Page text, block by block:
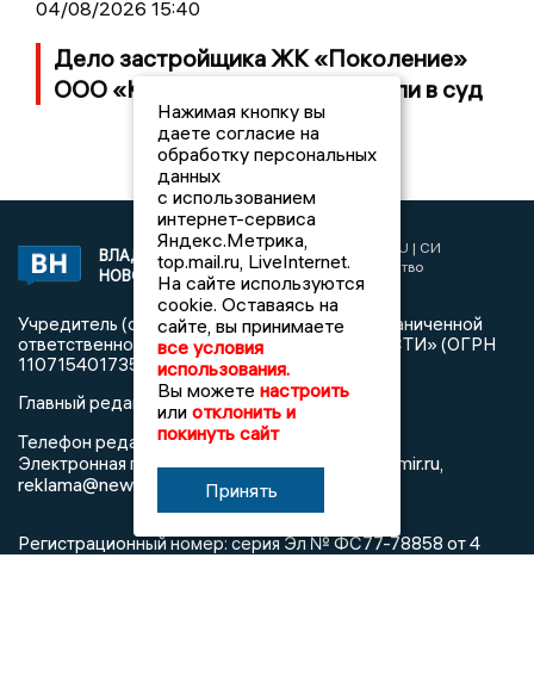
04/08/2026 15:40
Дело застройщика ЖК «Поколение»
ООО «Капитал Строй» передали в суд
ВЛАДИМИРСКИЕ
НОВОСТИ
2017 © NEWSVLADIMIR.RU | СИ
«Информационное агентство
Владимирские новости»
Учредитель (соучредители): Общество с ограниченной
ответственностью «РЕГИОНАЛЬНЫЕ НОВОСТИ» (ОГРН
1107154017354)
Главный редактор: Мазов С. А.
Телефон редакции:8 (4922) 666916
Электронная почта редакции:info@newsvladimir.ru,
reklama@newsvladimir.ru
Регистрационный номер: серия Эл № ФС77-78858 от 4
Нажимая кнопку вы
даете согласие на
обработку персональных
данных
с использованием
интернет-сервиса
Яндекс.Метрика,
top.mail.ru, LiveInternet.
На сайте используются
cookie. Оставаясь на
сайте, вы принимаете
все условия
использования.
Вы можете настроить
или отклонить и
покинуть сайт
Принять